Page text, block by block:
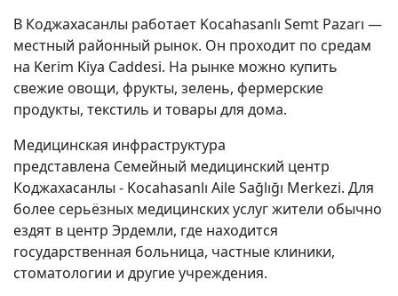
В Коджахасанлы работает Kocahasanlı Semt Pazarı —
местный районный рынок. Он проходит по средам
на Kerim Kiya Caddesi. На рынке можно купить
свежие овощи, фрукты, зелень, фермерские
продукты, текстиль и товары для дома.
Медицинская инфраструктура
представлена Семейный медицинский центр
Коджахасанлы - Kocahasanlı Aile Sağlığı Merkezi. Для
более серьёзных медицинских услуг жители обычно
ездят в центр Эрдемли, где находится
государственная больница, частные клиники,
стоматологии и другие учреждения.